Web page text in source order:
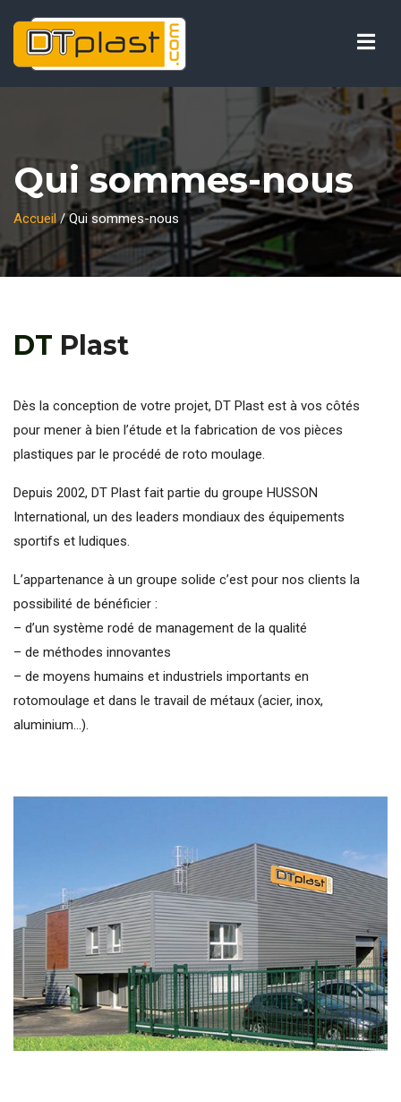
Qui sommes-nous
Accueil/Qui sommes-nous
DT Plast
Dès la conception de votre projet, DT Plast est à vos côtés
pour mener à bien l’étude et la fabrication de vos pièces
plastiques par le procédé de roto moulage.
Depuis 2002, DT Plast fait partie du groupe HUSSON
International, un des leaders mondiaux des équipements
sportifs et ludiques.
L’appartenance à un groupe solide c’est pour nos clients la
possibilité de bénéficier :
– d’un système rodé de management de la qualité
– de méthodes innovantes
– de moyens humains et industriels importants en
rotomoulage et dans le travail de métaux (acier, inox,
aluminium…).